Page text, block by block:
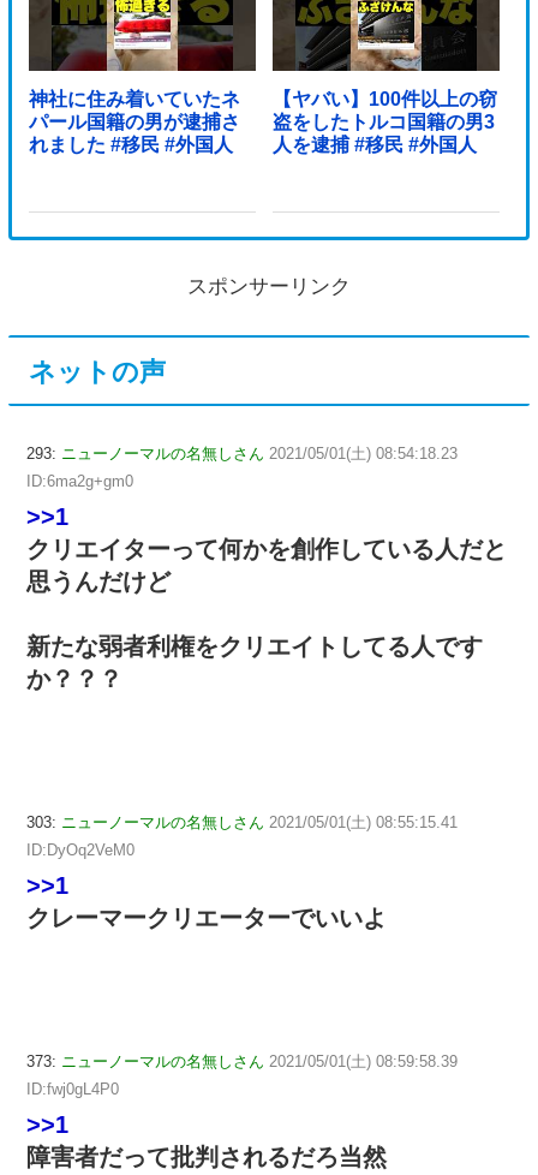
神社に住み着いていたネ
パール国籍の男が逮捕さ
れました #移民 #外国人
【ヤバい】100件以上の窃
盗をしたトルコ国籍の男3
人を逮捕 #移民 #外国人
スポンサーリンク
ネットの声
293: ニューノーマルの名無しさん 2021/05/01(土) 08:54:18.23
ID:6ma2g+gm0
>>1
クリエイターって何かを創作している人だと
思うんだけど
新たな弱者利権をクリエイトしてる人です
か？？？
303: ニューノーマルの名無しさん 2021/05/01(土) 08:55:15.41
ID:DyOq2VeM0
>>1
クレーマークリエーターでいいよ
373: ニューノーマルの名無しさん 2021/05/01(土) 08:59:58.39
ID:fwj0gL4P0
>>1
障害者だって批判されるだろ当然